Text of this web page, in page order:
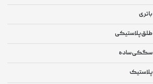
باتری
طلق پلاستیکی
سگکی ساده
پلاستیک